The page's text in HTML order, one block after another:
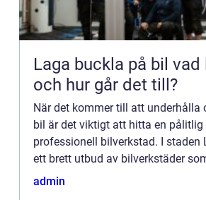
Laga buckla på bil vad lönar sig
och hur går det till?
När det kommer till att underhålla
bil är det viktigt att hitta en pålitlig
professionell bilverkstad. I staden
ett brett utbud av bilverkstäder
högkvalitativ service f&...
admin